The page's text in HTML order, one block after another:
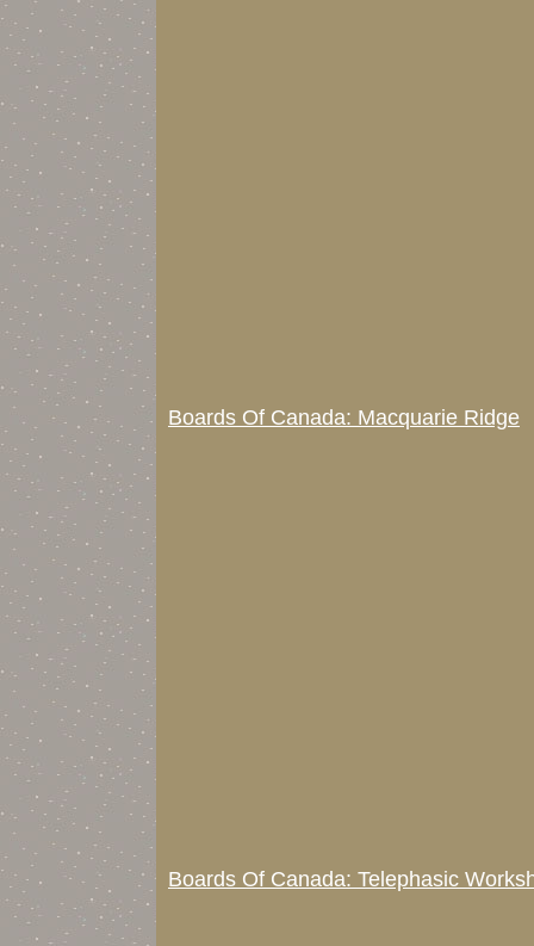
Boards Of Canada: Macquarie Ridge
Boards Of Canada: Telephasic